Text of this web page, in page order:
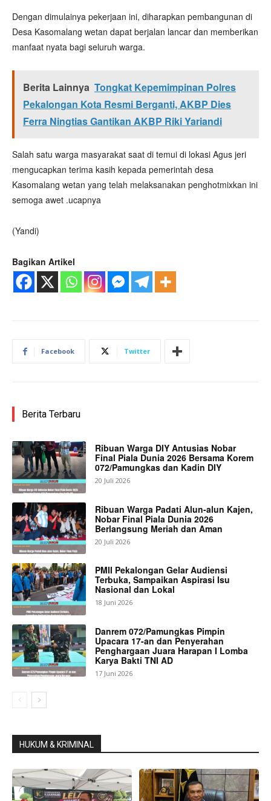
Dengan dimulainya pekerjaan ini, diharapkan pembangunan di
Desa Kasomalang wetan dapat berjalan lancar dan memberikan
manfaat nyata bagi seluruh warga.
Berita Lainnya Tongkat Kepemimpinan Polres
Pekalongan Kota Resmi Berganti, AKBP Dies
Ferra Ningtias Gantikan AKBP Riki Yariandi
Salah satu warga masyarakat saat di temui di lokasi Agus jeri
mengucapkan terima kasih kepada pemerintah desa
Kasomalang wetan yang telah melaksanakan penghotmixkan ini
semoga awet .ucapnya
(Yandi)
Bagikan Artikel
Facebook Twitter
Berita Terbaru
Ribuan Warga DIY Antusias Nobar
Final Piala Dunia 2026 Bersama Korem
072/Pamungkas dan Kadin DIY
20 Juli 2026
Ribuan Warga Padati Alun-alun Kajen,
Nobar Final Piala Dunia 2026
Berlangsung Meriah dan Aman
20 Juli 2026
PMII Pekalongan Gelar Audiensi
Terbuka, Sampaikan Aspirasi Isu
Nasional dan Lokal
18 Juni 2026
Danrem 072/Pamungkas Pimpin
Upacara 17-an dan Penyerahan
Penghargaan Juara Harapan I Lomba
Karya Bakti TNI AD
17 Juni 2026
HUKUM & KRIMINAL